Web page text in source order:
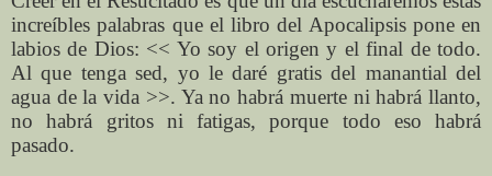
increíbles palabras que el libro del Apocalipsis pone en
labios de Dios: << Yo soy el origen y el final de todo.
Al que tenga sed, yo le daré gratis del manantial del
agua de la vida >>. Ya no habrá muerte ni habrá llanto,
no habrá gritos ni fatigas, porque todo eso habrá
pasado.